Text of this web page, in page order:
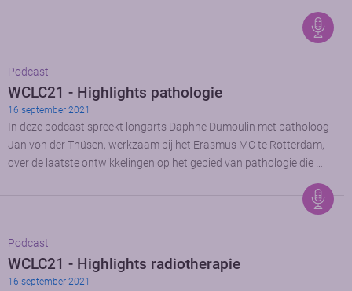
Podcast
WCLC21 - Highlights pathologie
16 september 2021
In deze podcast spreekt longarts Daphne Dumoulin met patholoog
Jan von der Thüsen, werkzaam bij het Erasmus MC te Rotterdam,
over de laatste ontwikkelingen op het gebied van pathologie die …
Podcast
WCLC21 - Highlights radiotherapie
16 september 2021